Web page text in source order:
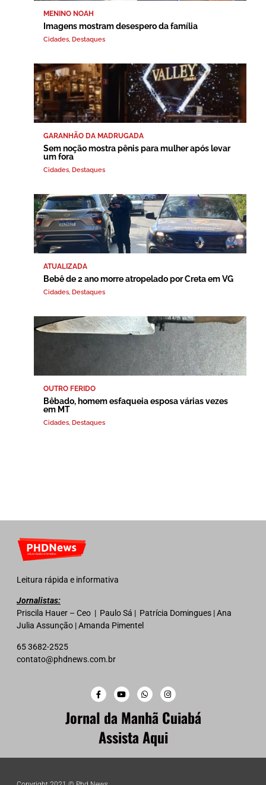
MENINO NOAH
Imagens mostram desespero da família
Cidades, Destaques
GARANHÃO DA MADRUGADA
Sem noção mostra pênis para mulher após levar
um fora
Cidades, Destaques
ATUALIZADA
Bebê de 2 ano morre atropelado por Creta em VG
Cidades, Destaques
OUTRO FERIDO
Bêbado, homem esfaqueia esposa várias vezes
em MT
Cidades, Destaques
Leitura rápida e informativa
Jornalistas:
Priscila Hauer – Ceo | Paulo Sá | Patrícia Domingues | Ana
Julia Assunção | Amanda Pimentel
65 3682-2525
contato@phdnews.com.br
Jornal da Manhã Cuiabá
Assista Aqui